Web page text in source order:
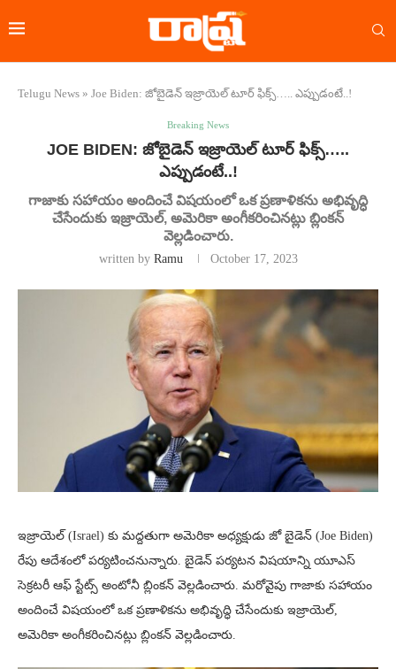
Telugu News » Joe Biden: జోబైడెన్ ఇజ్రాయెల్ టూర్ ఫిక్స్….. ఎప్పుడంటే..!
Breaking News
JOE BIDEN: జోబైడెన్ ఇజ్రాయెల్ టూర్ ఫిక్స్…..
ఎప్పుడంటే..!
గాజాకు సహాయం అందించే విషయంలో ఒక ప్రణాళికను అభివృద్ధి
చేసేందుకు ఇజ్రాయెల్, అమెరికా అంగీకరించినట్లు బ్లింకన్
వెల్లడించారు.
written by Ramu October 17, 2023
ఇజ్రాయెల్ (Israel) కు మద్దతుగా అమెరికా అధ్యక్షుడు జో బైడెన్ (Joe Biden)
రేపు ఆదేశంలో పర్యటించనున్నారు. బైడెన్ పర్యటన విషయాన్ని యూఎస్
సెక్రటరీ ఆఫ్ స్టేట్స్ అంటోనీ బ్లింకన్ వెల్లడించారు. మరోవైపు గాజాకు సహాయం
అందించే విషయంలో ఒక ప్రణాళికను అభివృద్ధి చేసేందుకు ఇజ్రాయెల్,
అమెరికా అంగీకరించినట్లు బ్లింకన్ వెల్లడించారు.